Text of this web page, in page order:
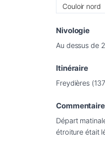
Couloir nord
Nivologie
Au dessus de
Itinéraire
Freydières
Commentaire
Départ
étroiture était